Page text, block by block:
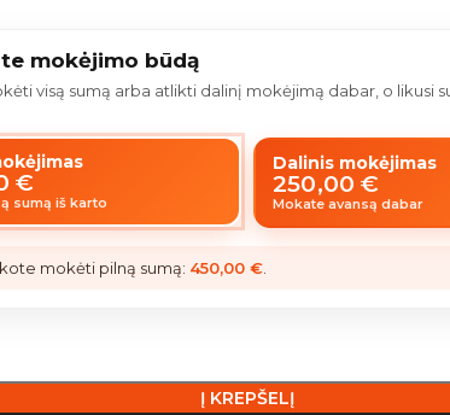
mokėjimo būdą
visą sumą arba atlikti dalinį mokėjimą dabar, o likusi
€
sumą iš karto
Dalinis mokėjimas
250,00€
Mokate avansą dabar
mokėti pilną sumą: 450,00 €.
Į KREPŠELĮ